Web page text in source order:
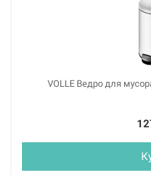
VOLLE Ведро для